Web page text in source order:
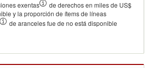
exentas
de derechos en miles de US$
y la proporción de ítems de líneas
de aranceles fue de no está disponible